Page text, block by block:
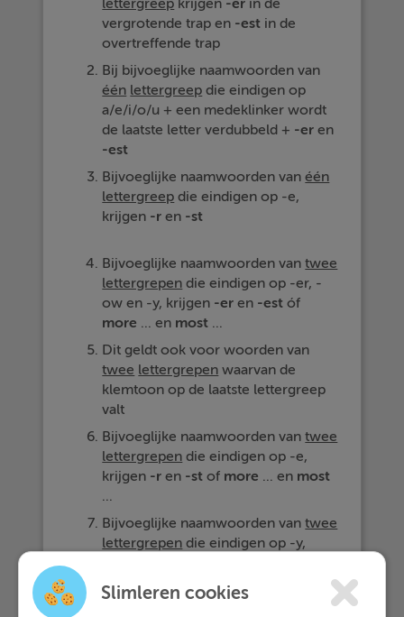
lettergreep krijgen -er in de
vergrotende trap en -est in de
overtreffende trap
Bij bijvoeglijke naamwoorden van
één lettergreep die eindigen op
a/e/i/o/u + een medeklinker wordt
de laatste letter verdubbeld + -er en
-est
Bijvoeglijke naamwoorden vanéén
lettergreep die eindigen op -e,
krijgen -r en -st
Bijvoeglijke naamwoorden vantwee
lettergrepen die eindigen op -er, -
ow en -y, krijgen -er en -est óf
more ... en most ...
Dit geldt ook voor woorden van
twee lettergrepen waarvan de
klemtoon op de laatste lettergreep
valt
Bijvoeglijke naamwoorden vantwee
lettergrepen die eindigen op -e,
krijgen -r en -st of more ... en most
...
Bijvoeglijke naamwoorden vantwee
lettergrepen die eindigen op -y,
ook
more most
Slimleren cookies